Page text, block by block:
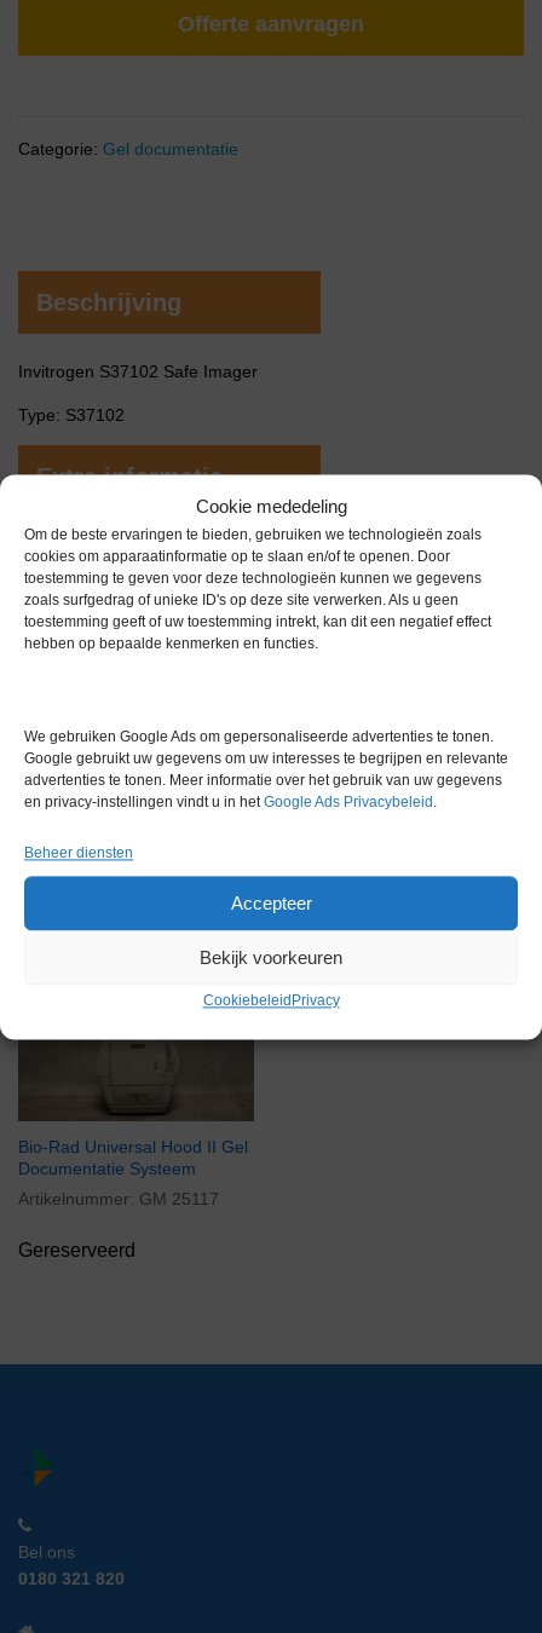
Cookie mededeling
Om de beste ervaringen te bieden, gebruiken we technologieën zoals
cookies om apparaatinformatie op te slaan en/of te openen. Door
toestemming te geven voor deze technologieën kunnen we gegevens
zoals surfgedrag of unieke ID's op deze site verwerken. Als u geen
toestemming geeft of uw toestemming intrekt, kan dit een negatief effect
hebben op bepaalde kenmerken en functies.
We gebruiken Google Ads om gepersonaliseerde advertenties te tonen.
Google gebruikt uw gegevens om uw interesses te begrijpen en relevante
advertenties te tonen. Meer informatie over het gebruik van uw gegevens
en privacy-instellingen vindt u in hetGoogle Ads Privacybeleid .
Beheer diensten
Accepteer
Bekijk voorkeuren
Cookiebeleid Privacy
Offerte aanvragen
Categorie: Gel documentatie
Beschrijving
Invitrogen S37102 Safe Imager
Type: S37102
Extra informatie
Gewicht 0,0 kg
Garantie 0 maanden
Conditie Gebruikt
Gerelateerde producten
Bio-Rad Universal Hood II Gel
Documentatie Systeem
Artikelnummer: GM 25117
Gereserveerd
Bel ons
0180 321 820